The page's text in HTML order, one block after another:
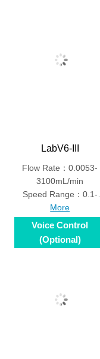
LabV6-III
Flow Rate：0.0053-
3100mL/min
Speed Range：0.1-
600rpm
More
Voice Control
(Optional)